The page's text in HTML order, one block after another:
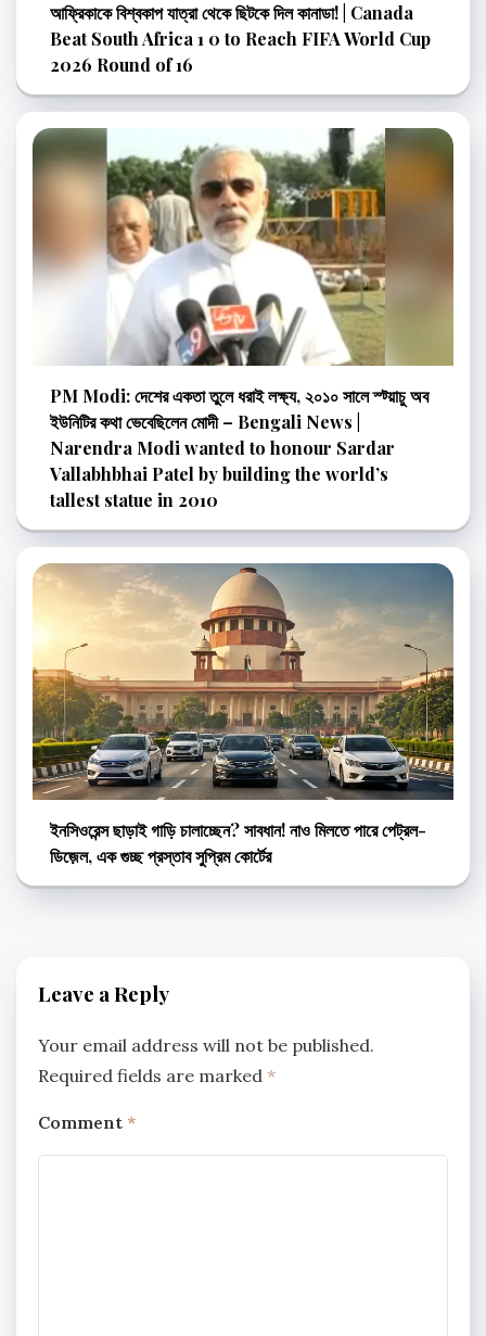
আফ্রিকাকে বিশ্বকাপ যাত্রা থেকে ছিটকে দিল কানাডা! | Canada
Beat South Africa 1 0 to Reach FIFA World Cup
2026 Round of 16
PM Modi: দেশের একতা তুলে ধরাই লক্ষ্য, ২০১০ সালে স্ট্য়াচু অব
ইউনিটির কথা ভেবেছিলেন মোদী – Bengali News |
Narendra Modi wanted to honour Sardar
Vallabhbhai Patel by building the world’s
tallest statue in 2010
ইনসিওরেন্স ছাড়াই গাড়ি চালাচ্ছেন? সাবধান! নাও মিলতে পারে পেট্রল-
ডিজ়েল, এক গুচ্ছ প্রস্তাব সুপ্রিম কোর্টের
Leave a Reply
Your email address will not be published.
Required fields are marked *
Comment *